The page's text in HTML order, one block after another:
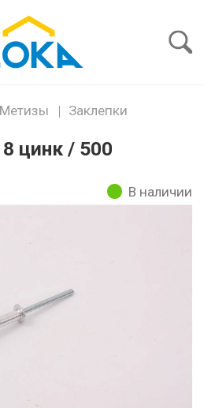
пароль
Метизы Заклепки
цинк / 500
В наличии